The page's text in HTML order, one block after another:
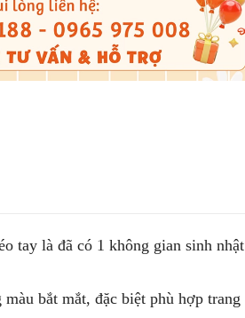
tay là đã có 1 không gian sinh nhật
bắt mắt, đặc biệt phù hợp